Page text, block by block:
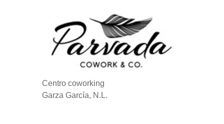
Centro coworking
Garza García, N.L.